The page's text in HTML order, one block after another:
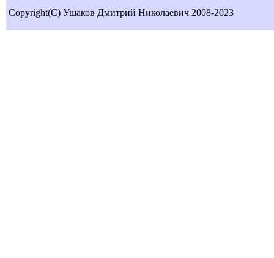
Copyright(C) Ушаков Дмитрий Николаевич 2008-2023